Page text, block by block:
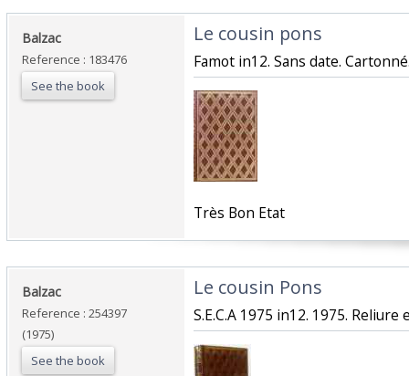
‎Balzac‎
Reference : 183476
See the book
‎Le cousin pons‎
‎Famot in12. Sans date.
‎Très Bon Etat‎
‎Balzac‎
Reference : 254397
(1975)
See the book
‎Le cousin Pons‎
‎S.E.C.A 1975 in12. 1975.